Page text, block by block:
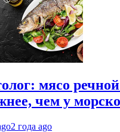
мясо
чем у
2 года ago